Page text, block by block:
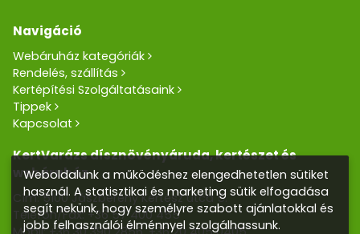
Navigáció
Webáruház kategóriák
Rendelés, szállítás
Kertépítési Szolgáltatásaink
Tippek
Kapcsolat
KertVarázs dísznövényáruda, kertészet és
webáruház
Cím: 5100 Jászberény Kertész utca 5.
Telefon/Fax: +36 57 400 455
Weboldalunk a működéshez elengedhetetlen sütiket
használ. A statisztikai és marketing sütik elfogadása
segít nekünk, hogy személyre szabott ajánlatokkal és
jobb felhasználói élménnyel szolgálhassunk.